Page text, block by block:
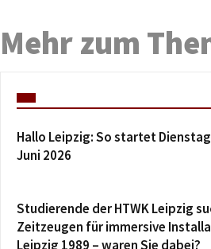
Mehr zum
Hallo Leipzig: So startet
Juni 2026
Studierende der HTWK Leipzig
Zeitzeugen für immersive
Leipzig 1989 – waren Sie dabei?